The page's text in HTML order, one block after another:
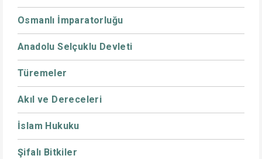
Osmanlı İmparatorluğu
Anadolu Selçuklu Devleti
Türemeler
Akıl ve Dereceleri
İslam Hukuku
Şifalı Bitkiler